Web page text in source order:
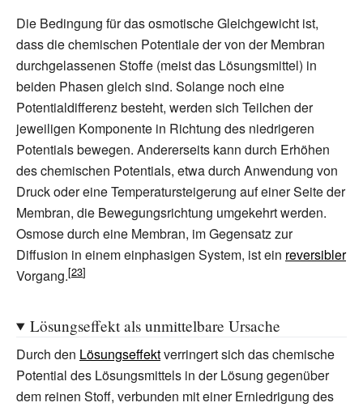
Die Bedingung für das osmotische Gleichgewicht ist,
dass die chemischen Potentiale der von der Membran
durchgelassenen Stoffe (meist das Lösungsmittel) in
beiden Phasen gleich sind. Solange noch eine
Potentialdifferenz besteht, werden sich Teilchen der
jeweiligen Komponente in Richtung des niedrigeren
Potentials bewegen. Andererseits kann durch Erhöhen
des chemischen Potentials, etwa durch Anwendung von
Druck oder eine Temperatursteigerung auf einer Seite der
Membran, die Bewegungsrichtung umgekehrt werden.
Osmose durch eine Membran, im Gegensatz zur
Diffusion in einem einphasigen System, ist ein reversibler
Vorgang.
Lösungseffekt als unmittelbare Ursache
Durch den Lösungseffektverringert sich das chemische
Potential des Lösungsmittels in der Lösung gegenüber
dem reinen Stoff, verbunden mit einer Erniedrigung des